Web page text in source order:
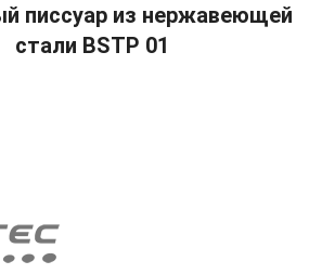
писсуар из нержавеющей
стали BSTP 01